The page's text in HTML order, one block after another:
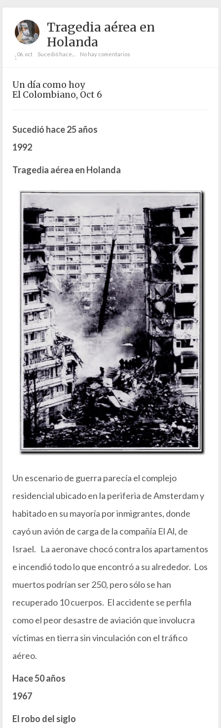
Tragedia aérea en
Holanda
;06. oct Sucedió hace... No hay comentarios
Un día como hoy
El Colombiano, Oct 6
Sucedió hace 25 años
1992
Tragedia aérea en Holanda
Un escenario de guerra parecía el complejo
residencial ubicado en la periferia de Amsterdam y
habitado en su mayoría por inmigrantes, donde
cayó un avión de carga de la compañía El Al, de
Israel. La aeronave chocó contra los apartamentos
e incendió todo lo que encontró a su alrededor. Los
muertos podrían ser 250, pero sólo se han
recuperado 10 cuerpos. El accidente se perfila
como el peor desastre de aviación que involucra
víctimas en tierra sin vinculación con el tráfico
aéreo.
Hace 50 años
1967
El robo del siglo